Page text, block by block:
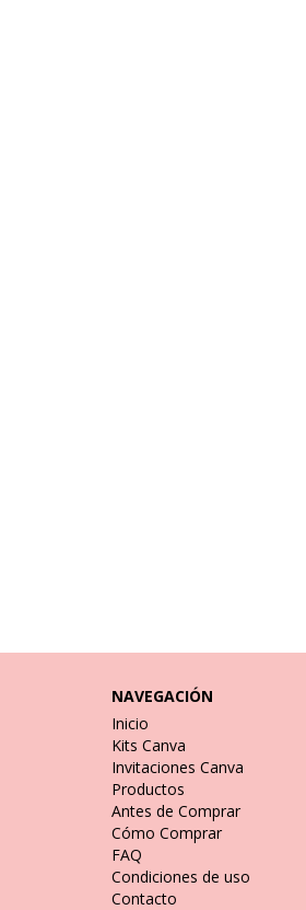
NAVEGACIÓN
Inicio
Kits Canva
Invitaciones Canva
Productos
Antes de Comprar
Cómo Comprar
FAQ
Condiciones de uso
Contacto